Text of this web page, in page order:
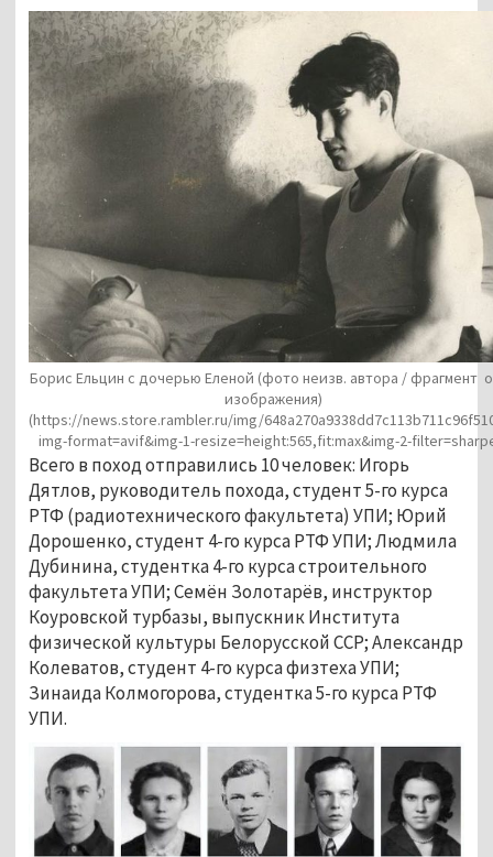
Борис Ельцин с дочерью Еленой (фото неизв. автора / фрагмент
изображения)
(https://news.store.rambler.ru/img/
img-format=avif&img-1-resize=height:565,fit:max&img-2-
Всего в поход отправились 10 человек: Игорь
Дятлов, руководитель похода, студент 5-го курса
РТФ (радиотехнического факультета) УПИ; Юрий
Дорошенко, студент 4-го курса РТФ УПИ; Людмила
Дубинина, студентка 4-го курса строительного
факультета УПИ; Семён Золотарёв, инструктор
Коуровской турбазы, выпускник Института
физической культуры Белорусской ССР; Александр
Колеватов, студент 4-го курса физтеха УПИ;
Зинаида Колмогорова, студентка 5-го курса РТФ
УПИ.